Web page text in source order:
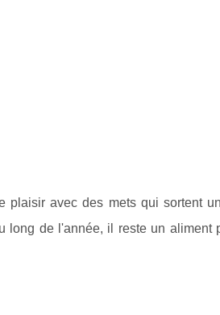
plaisir avec des mets qui sortent
long de l'année, il reste un aliment